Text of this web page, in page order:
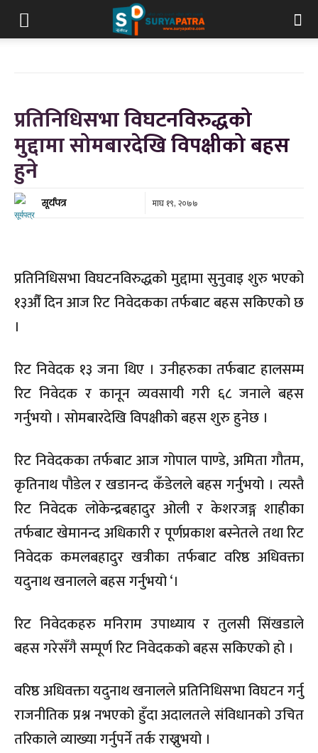
प्रतिनिधिसभा विघटनविरुद्धको
मुद्दामा सोमबारदेखि विपक्षीको बहस
हुने
सूर्यपत्र माघ १९, २०७७
प्रतिनिधिसभा विघटनविरुद्धको मुद्दामा सुनुवाइ शुरु भएको
१३औँ दिन आज रिट निवेदकका तर्फबाट बहस सकिएको छ
।
रिट निवेदक १३ जना थिए । उनीहरुका तर्फबाट हालसम्म
रिट निवेदक र कानून व्यवसायी गरी ६८ जनाले बहस
गर्नुभयो । सोमबारदेखि विपक्षीको बहस शुरु हुनेछ ।
रिट निवेदकका तर्फबाट आज गोपाल पाण्डे, अमिता गौतम,
कृतिनाथ पौडेल र खडानन्द कँडेलले बहस गर्नुभयो । त्यस्तै
रिट निवेदक लोकेन्द्रबहादुर ओली र केशरजङ्ग शाहीका
तर्फबाट खेमानन्द अधिकारी र पूर्णप्रकाश बस्नेतले तथा रिट
निवेदक कमलबहादुर खत्रीका तर्फबाट वरिष्ठ अधिवक्ता
यदुनाथ खनालले बहस गर्नुभयो ‘।
रिट निवेदकहरु मनिराम उपाध्याय र तुलसी सिंखडाले
बहस गरेसँगै सम्पूर्ण रिट निवेदकको बहस सकिएको हो ।
वरिष्ठ अधिवक्ता यदुनाथ खनालले प्रतिनिधिसभा विघटन गर्नु
राजनीतिक प्रश्न नभएको हुँदा अदालतले संविधानको उचित
तरिकाले व्याख्या गर्नुपर्ने तर्क राख्नुभयो ।